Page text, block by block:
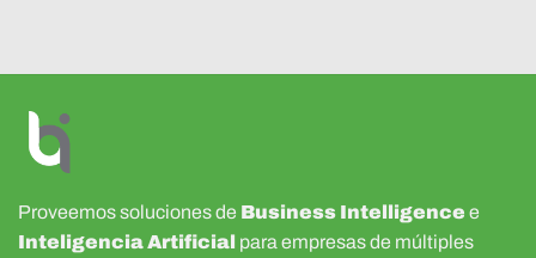
Proveemos soluciones de Business Intelligence e
Inteligencia Artificial para empresas de múltiples